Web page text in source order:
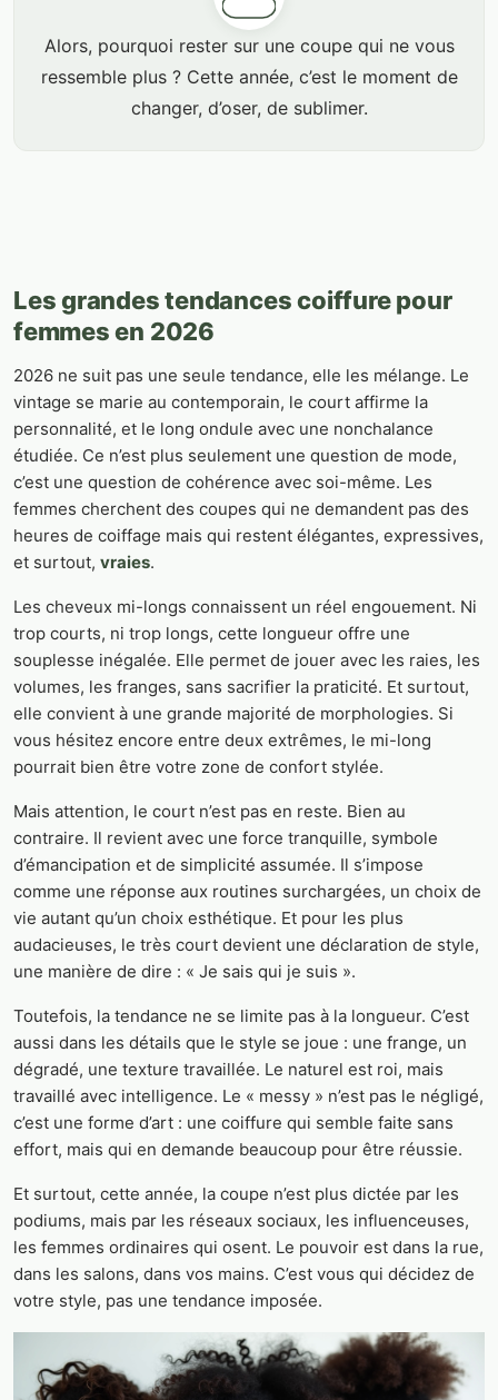
Alors, pourquoi rester sur une coupe qui ne vous
ressemble plus ? Cette année, c’est le moment de
changer, d’oser, de sublimer.
Les grandes tendances coiffure pour
femmes en 2026
2026 ne suit pas une seule tendance, elle les mélange. Le
vintage se marie au contemporain, le court affirme la
personnalité, et le long ondule avec une nonchalance
étudiée. Ce n’est plus seulement une question de mode,
c’est une question de cohérence avec soi-même. Les
femmes cherchent des coupes qui ne demandent pas des
heures de coiffage mais qui restent élégantes, expressives,
et surtout, vraies.
Les cheveux mi-longs connaissent un réel engouement. Ni
trop courts, ni trop longs, cette longueur offre une
souplesse inégalée. Elle permet de jouer avec les raies, les
volumes, les franges, sans sacrifier la praticité. Et surtout,
elle convient à une grande majorité de morphologies. Si
vous hésitez encore entre deux extrêmes, le mi-long
pourrait bien être votre zone de confort stylée.
Mais attention, le court n’est pas en reste. Bien au
contraire. Il revient avec une force tranquille, symbole
d’émancipation et de simplicité assumée. Il s’impose
comme une réponse aux routines surchargées, un choix de
vie autant qu’un choix esthétique. Et pour les plus
audacieuses, le très court devient une déclaration de style,
une manière de dire : « Je sais qui je suis ».
Toutefois, la tendance ne se limite pas à la longueur. C’est
aussi dans les détails que le style se joue : une frange, un
dégradé, une texture travaillée. Le naturel est roi, mais
travaillé avec intelligence. Le « messy » n’est pas le négligé,
c’est une forme d’art : une coiffure qui semble faite sans
effort, mais qui en demande beaucoup pour être réussie.
Et surtout, cette année, la coupe n’est plus dictée par les
podiums, mais par les réseaux sociaux, les influenceuses,
les femmes ordinaires qui osent. Le pouvoir est dans la rue,
dans les salons, dans vos mains. C’est vous qui décidez de
votre style, pas une tendance imposée.